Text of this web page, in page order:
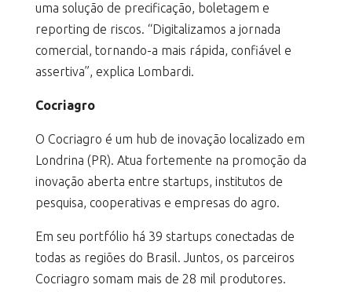
uma solução de precificação, boletagem e
reporting de riscos. “Digitalizamos a jornada
comercial, tornando-a mais rápida, confiável e
assertiva”, explica Lombardi.
Cocriagro
O Cocriagro é um hub de inovação localizado em
Londrina (PR). Atua fortemente na promoção da
inovação aberta entre startups, institutos de
pesquisa, cooperativas e empresas do agro.
Em seu portfólio há 39 startups conectadas de
todas as regiões do Brasil. Juntos, os parceiros
Cocriagro somam mais de 28 mil produtores.